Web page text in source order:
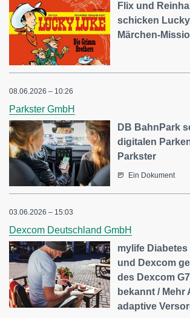
Flix und
schicken
Märchen-
08.06.2026 – 10:26
Parkster GmbH
DB BahnPark
digitalen
Parkster
Ein Dokument
03.06.2026 – 15:03
Dexcom Deutschland GmbH
mylife Diabetes
und Dexcom
des Dexcom
bekannt / Mehr
adaptive